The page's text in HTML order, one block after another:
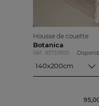
Housse de couette
Botanica
Réf : 837518101
140x200cm